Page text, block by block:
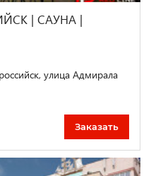
| CАУНА |
улица Адмирала
Заказать